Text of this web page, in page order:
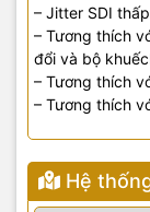
– Jitter SDI
– Tương thích
đổi và bộ
– Tương thích
– Tương thích
Hệ